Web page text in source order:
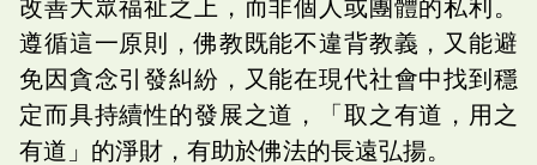
改善大眾福祉之上，而非個人或團體的私利。
遵循這一原則，佛教既能不違背教義，又能避
免因貪念引發糾紛，又能在現代社會中找到穩
定而具持續性的發展之道，「取之有道，用之
有道」的淨財，有助於佛法的長遠弘揚。